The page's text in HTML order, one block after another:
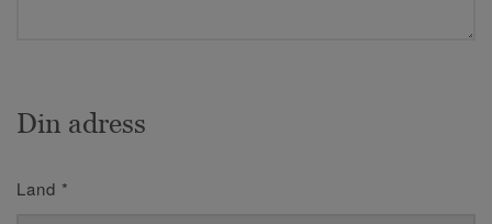
Din adress
Land *